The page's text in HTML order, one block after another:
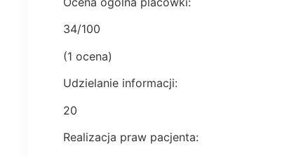
34/100
(1 ocena)
Udzielanie informacji:
20
Realizacja praw pacjenta: